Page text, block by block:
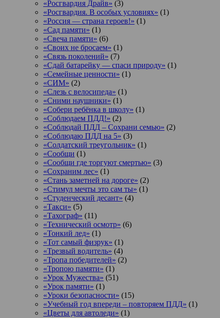
«Росгвардия Драйв» (3)
«Росгвардия. В особых условиях» (1)
«Россия — страна героев!» (1)
«Сад памяти» (1)
«Свеча памяти» (6)
«Своих не бросаем» (1)
«Связь поколений» (7)
«Сдай батарейку — спаси природу» (1)
«Семейные ценности» (1)
«СИМ» (2)
«Слезь с велосипеда» (1)
«Сними наушники» (1)
«Собери ребёнка в школу» (1)
«Соблюдаем ПДД!» (2)
«Соблюдай ПДД – Сохрани семью» (2)
«Соблюдаю ПДД на 5» (3)
«Солдатский треугольник» (1)
«Сообщи (1)
«Сообщи где торгуют смертью» (3)
«Сохраним лес» (1)
«Стань заметней на дороге» (2)
«Стимул мечты это сам ты» (1)
«Студенческий десант» (4)
«Такси» (5)
«Тахограф» (11)
«Технический осмотр» (6)
«Тонкий лед» (1)
«Тот самый физрук» (1)
«Трезвый водитель» (4)
«Тропа победителей» (2)
«Тропою памяти» (1)
«Урок Мужества» (51)
«Урок памяти» (1)
«Уроки безопасности» (15)
«Учебный год впереди – повторяем ПДД» (1)
«Цветы для автоледи» (1)